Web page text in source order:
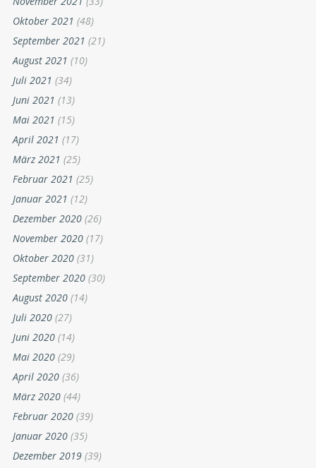
Oktober 2021 (48)
September 2021 (21)
August 2021 (10)
Juli 2021 (34)
Juni 2021 (13)
Mai 2021 (15)
April 2021 (17)
März 2021 (25)
Februar 2021 (25)
Januar 2021 (12)
Dezember 2020 (26)
November 2020 (17)
Oktober 2020 (31)
September 2020 (30)
August 2020 (14)
Juli 2020 (27)
Juni 2020 (14)
Mai 2020 (29)
April 2020 (36)
März 2020 (44)
Februar 2020 (39)
Januar 2020 (35)
Dezember 2019 (39)